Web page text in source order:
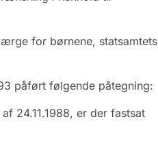
for børnene, statsamtets
påført følgende påtegning:
24.11.1988, er der fastsat